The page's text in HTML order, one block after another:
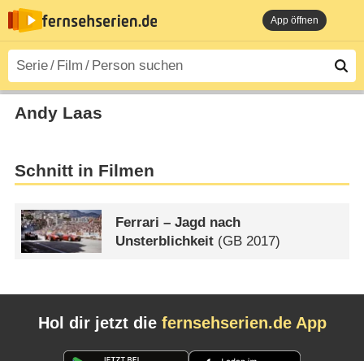
App öffnen
Andy Laas
Schnitt in Filmen
Ferrari – Jagd nach
Unsterblichkeit (GB 2017)
Hol dir jetzt die fernsehserien.de App